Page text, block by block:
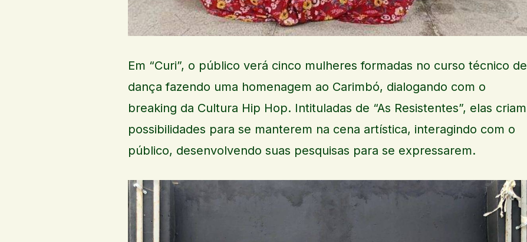
Em “Curi”, o público verá cinco mulheres formadas no curso técnico de
dança fazendo uma homenagem ao Carimbó, dialogando com o
breaking da Cultura Hip Hop. Intituladas de “As Resistentes”, elas criam
possibilidades para se manterem na cena artística, interagindo com o
público, desenvolvendo suas pesquisas para se expressarem.